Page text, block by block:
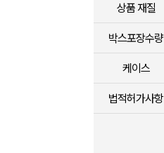
상품 재질
박스포장수량
케이스
법적허가사항